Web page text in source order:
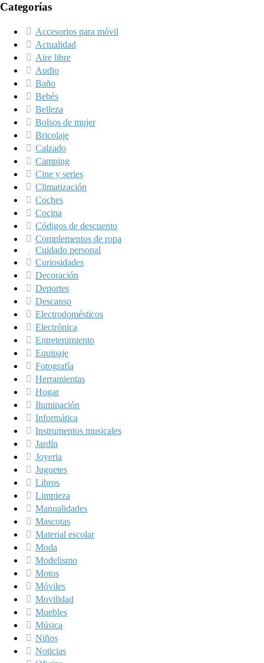
Categorías
Accesorios para móvil
Actualidad
Aire libre
Audio
Baño
Bebés
Belleza
Bolsos de mujer
Bricolaje
Calzado
Camping
Cine y series
Climatización
Coches
Cocina
Códigos de descuento
Complementos de ropa
Cuidado personal
Curiosidades
Decoración
Deportes
Descanso
Electrodomésticos
Electrónica
Entretenimiento
Equipaje
Fotografía
Herramientas
Hogar
Iluminación
Informática
Instrumentos musicales
Jardín
Joyeria
Juguetes
Libros
Limpieza
Manualidades
Mascotas
Material escolar
Moda
Modelismo
Motos
Móviles
Movilidad
Muebles
Música
Niños
Noticias